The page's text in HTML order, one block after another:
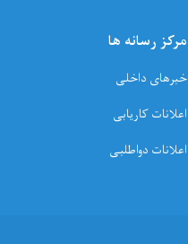
مرکز رسانه ها
خبرهای داخلی
اعلانات کاریابی
اعلانات دواطلبی